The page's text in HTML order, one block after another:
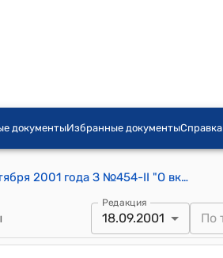
документыИзбранные документыСправка
Постановление ЗС Жогорку Кенеша КР от 18 сентября 2001 года З №454-II "О включении дополнительных вопросов в повестку дня пленарного заседания Законодательного собрания Жогорку Кенеша Кыргызской Республики"
Редакция
18.09.2001